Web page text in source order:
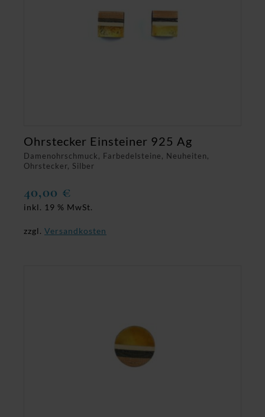
Damenohrschmuck, Farbedelsteine, Neuheiten,
Ohrstecker, Silber
Ohrstecker Einsteiner 925 Ag
40,00 €
inkl. 19 % MwSt.
zzgl. Versandkosten